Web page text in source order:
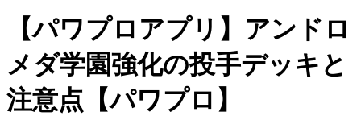
【パワプロアプリ】アンドロ
メダ学園強化の投手デッキと
注意点【パワプロ】